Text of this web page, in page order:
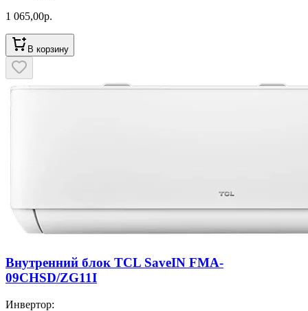
1 065,00р.
В корзину
Внутренний блок TCL SaveIN FMA-
09CHSD/ZG11I
Инвертор: